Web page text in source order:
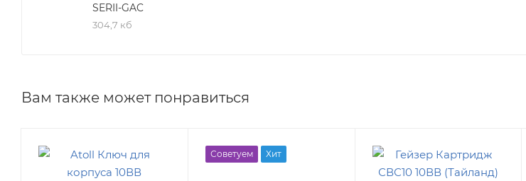
SERII-GAC
304,7 кб
Вам также может понравиться
Советуем Хит